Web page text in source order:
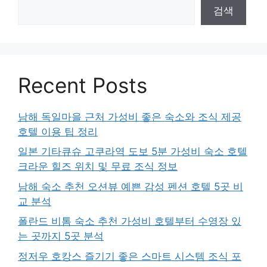
검색
Recent Posts
남해 독일마을 근처 가성비 좋은 숙소와 조식 제공
호텔 이용 팁 정리
일본 기타큐슈 고쿠라역 도보 5분 가성비 숙소 호텔
크라운 힐즈 위치 및 무료 조식 정보
남해 숙소 추천 오션뷰 예쁜 감성 펜션 호텔 5곳 비
교 분석
폴란드 비톰 숙소 추천 가성비 호텔부터 수영장 있
는 곳까지 5곳 분석
정저우 호캉스 즐기기 좋은 스마트 시스템 조식 포